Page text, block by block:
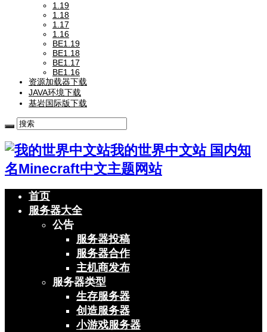
1.19
1.18
1.17
1.16
BE1.19
BE1.18
BE1.17
BE1.16
资源加载器下载
JAVA环境下载
基岩国际版下载
我的世界中文站 国内知
名Minecraft中文主题网站
首页
服务器大全
公告
服务器投稿
服务器合作
主机商发布
服务器类型
生存服务器
创造服务器
小游戏服务器